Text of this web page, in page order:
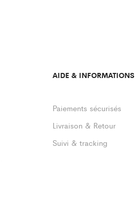
AIDE & INFORMATIONS
Paiements sécurisés
Livraison & Retour
Suivi & tracking